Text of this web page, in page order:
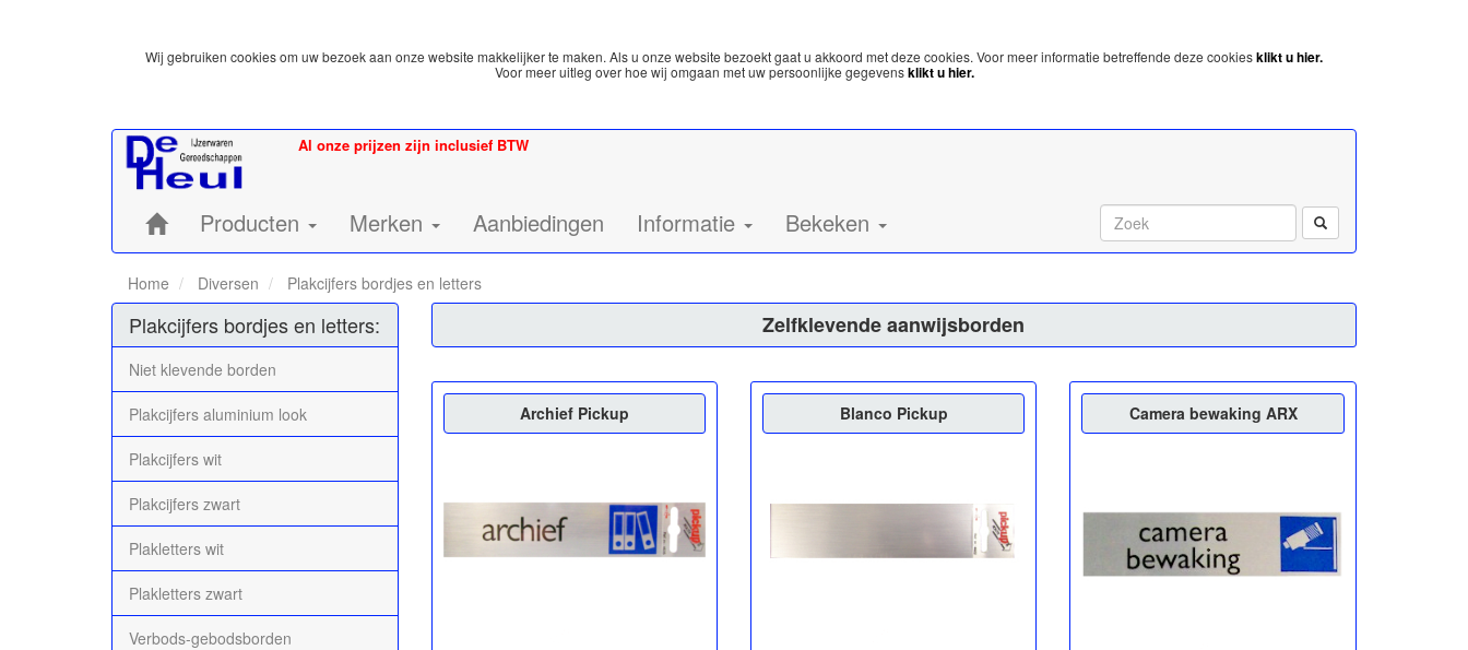
Wij gebruiken cookies om uw bezoek aan onze website makkelijker te maken. Als u onze website bezoekt gaat u akkoord met deze cookies. Voor meer informatie betreffende deze cookiesklikt u hier.
Voor meer uitleg over hoe wij omgaan met uw persoonlijke gegevensklikt u hier.
Al onze prijzen zijn inclusief BTW
Home:Producten Merken Aanbiedingen Informatie Bekeken
Home Diversen Plakcijfers bordjes en letters
Plakcijfers bordjes en letters:
Niet klevende borden
Plakcijfers aluminium look
Plakcijfers wit
Plakcijfers zwart
Plakletters wit
Plakletters zwart
Verbods-gebodsborden
Zelfklevende aanwijsborden
Archief Pickup Blanco Pickup Camera bewaking ARX